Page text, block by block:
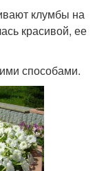
клумбы на
красивой, ее
способами.